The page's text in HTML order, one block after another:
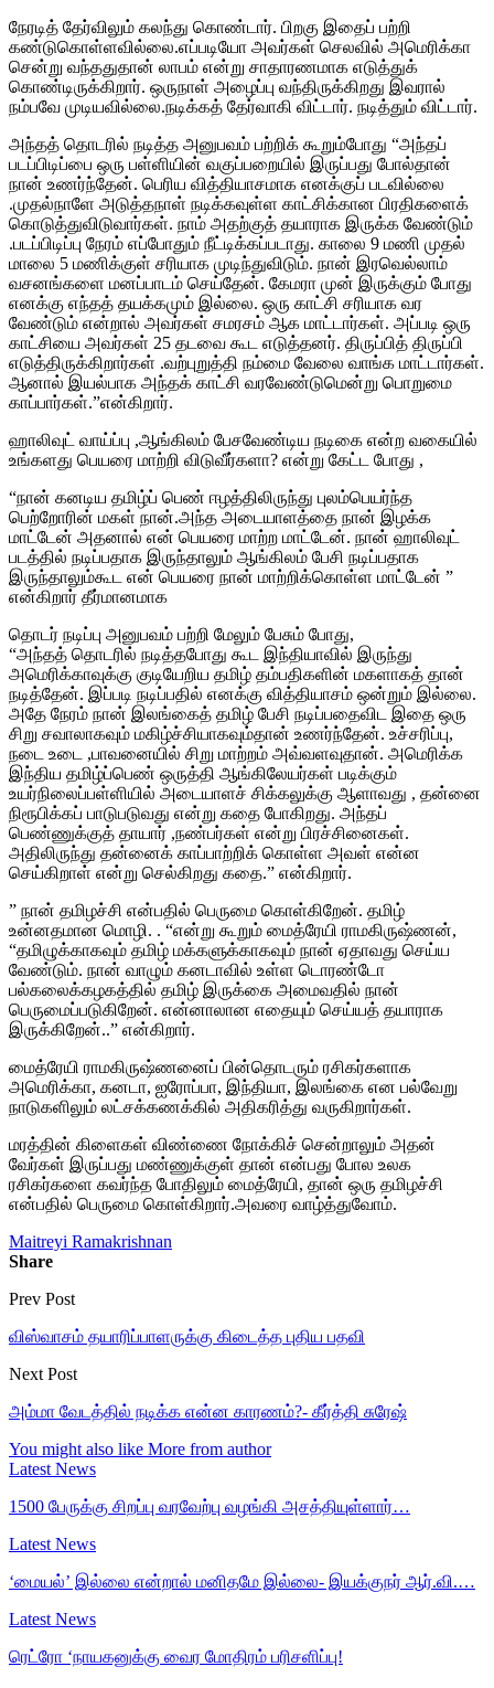
நேரடித் தேர்விலும் கலந்து கொண்டார். பிறகு இதைப் பற்றி
கண்டுகொள்ளவில்லை.எப்படியோ அவர்கள் செலவில் அமெரிக்கா
சென்று வந்ததுதான் லாபம் என்று சாதாரணமாக எடுத்துக்
கொண்டிருக்கிறார். ஒருநாள் அழைப்பு வந்திருக்கிறது இவரால்
நம்பவே முடியவில்லை.நடிக்கத் தேர்வாகி விட்டார். நடித்தும் விட்டார்.
அந்தத் தொடரில் நடித்த அனுபவம் பற்றிக் கூறும்போது “அந்தப்
படப்பிடிப்பை ஒரு பள்ளியின் வகுப்பறையில் இருப்பது போல்தான்
நான் உணர்ந்தேன். பெரிய வித்தியாசமாக எனக்குப் படவில்லை
.முதல்நாளே அடுத்தநாள் நடிக்கவுள்ள காட்சிக்கான பிரதிகளைக்
கொடுத்துவிடுவார்கள். நாம் அதற்குத் தயாராக இருக்க வேண்டும்
.படப்பிடிப்பு நேரம் எப்போதும் நீட்டிக்கப்படாது. காலை 9 மணி முதல்
மாலை 5 மணிக்குள் சரியாக முடிந்துவிடும். நான் இரவெல்லாம்
வசனங்களை மனப்பாடம் செய்தேன். கேமரா முன் இருக்கும் போது
எனக்கு எந்தத் தயக்கமும் இல்லை. ஒரு காட்சி சரியாக வர
வேண்டும் என்றால் அவர்கள் சமரசம் ஆக மாட்டார்கள். அப்படி ஒரு
காட்சியை அவர்கள் 25 தடவை கூட எடுத்தனர். திருப்பித் திருப்பி
எடுத்திருக்கிறார்கள் .வற்புறுத்தி நம்மை வேலை வாங்க மாட்டார்கள்.
ஆனால் இயல்பாக அந்தக் காட்சி வரவேண்டுமென்று பொறுமை
காப்பார்கள்.”என்கிறார்.
ஹாலிவுட் வாய்ப்பு ,ஆங்கிலம் பேசவேண்டிய நடிகை என்ற வகையில்
உங்களது பெயரை மாற்றி விடுவீர்களா? என்று கேட்ட போது ,
“நான் கனடிய தமிழ்ப் பெண் ஈழத்திலிருந்து புலம்பெயர்ந்த
பெற்றோரின் மகள் நான்.அந்த அடையாளத்தை நான் இழக்க
மாட்டேன் அதனால் என் பெயரை மாற்ற மாட்டேன். நான் ஹாலிவுட்
படத்தில் நடிப்பதாக இருந்தாலும் ஆங்கிலம் பேசி நடிப்பதாக
இருந்தாலும்கூட என் பெயரை நான் மாற்றிக்கொள்ள மாட்டேன் ”
என்கிறார் தீர்மானமாக
தொடர் நடிப்பு அனுபவம் பற்றி மேலும் பேசும் போது,
“அந்தத் தொடரில் நடித்தபோது கூட இந்தியாவில் இருந்து
அமெரிக்காவுக்கு குடியேறிய தமிழ் தம்பதிகளின் மகளாகத் தான்
நடித்தேன். இப்படி நடிப்பதில் எனக்கு வித்தியாசம் ஒன்றும் இல்லை.
அதே நேரம் நான் இலங்கைத் தமிழ் பேசி நடிப்பதைவிட இதை ஒரு
சிறு சவாலாகவும் மகிழ்ச்சியாகவும்தான் உணர்ந்தேன். உச்சரிப்பு,
நடை உடை ,பாவனையில் சிறு மாற்றம் அவ்வளவுதான். அமெரிக்க
இந்திய தமிழ்ப்பெண் ஒருத்தி ஆங்கிலேயர்கள் படிக்கும்
உயர்நிலைப்பள்ளியில் அடையாளச் சிக்கலுக்கு ஆளாவது , தன்னை
நிரூபிக்கப் பாடுபடுவது என்று கதை போகிறது. அந்தப்
பெண்ணுக்குத் தாயார் ,நண்பர்கள் என்று பிரச்சினைகள்.
அதிலிருந்து தன்னைக் காப்பாற்றிக் கொள்ள அவள் என்ன
செய்கிறாள் என்று செல்கிறது கதை.” என்கிறார்.
” நான் தமிழச்சி என்பதில் பெருமை கொள்கிறேன். தமிழ்
உன்னதமான மொழி. . “என்று கூறும் மைத்ரேயி ராமகிருஷ்ணன்,
“தமிழுக்காகவும் தமிழ் மக்களுக்காகவும் நான் ஏதாவது செய்ய
வேண்டும். நான் வாழும் கனடாவில் உள்ள டொரண்டோ
பல்கலைக்கழகத்தில் தமிழ் இருக்கை அமைவதில் நான்
பெருமைப்படுகிறேன். என்னாலான எதையும் செய்யத் தயாராக
இருக்கிறேன்..” என்கிறார்.
மைத்ரேயி ராமகிருஷ்ணனைப் பின்தொடரும் ரசிகர்களாக
அமெரிக்கா, கனடா, ஐரோப்பா, இந்தியா, இலங்கை என பல்வேறு
நாடுகளிலும் லட்சக்கணக்கில் அதிகரித்து வருகிறார்கள்.
மரத்தின் கிளைகள் விண்ணை நோக்கிச் சென்றாலும் அதன்
வேர்கள் இருப்பது மண்ணுக்குள் தான் என்பது போல உலக
ரசிகர்களை கவர்ந்த போதிலும் மைத்ரேயி, தான் ஒரு தமிழச்சி
என்பதில் பெருமை கொள்கிறார்.அவரை வாழ்த்துவோம்.
Maitreyi Ramakrishnan
Share
Prev Post
விஸ்வாசம் தயாரிப்பாளருக்கு கிடைத்த புதிய பதவி
Next Post
அம்மா வேடத்தில் நடிக்க என்ன காரணம்?- கீர்த்தி சுரேஷ்
You might also like More from author
Latest News
1500 பேருக்கு சிறப்பு வரவேற்பு வழங்கி அசத்தியுள்ளார்…
Latest News
‘மையல்’ இல்லை என்றால் மனிதமே இல்லை- இயக்குநர் ஆர்.வி.…
Latest News
ரெட்ரோ ‘நாயகனுக்கு வைர மோதிரம் பரிசளிப்பு!